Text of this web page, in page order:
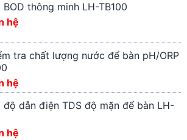
thông minh LH-TB100
hệ
tra chất lượng nước để bàn pH/ORP
hệ
độ dẫn điện TDS độ mặn để bàn LH-
hệ